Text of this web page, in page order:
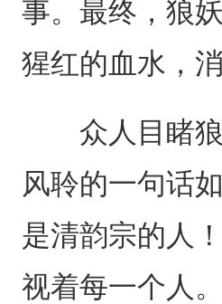
事。最终，狼
猩红的血水，
众人目睹狼
风聆的一句话
是清韵宗的人
视着每一个人。